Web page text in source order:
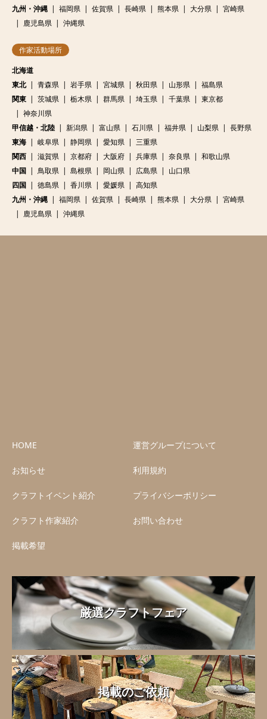
九州・沖縄
福岡県 佐賀県 長崎県 熊本県 大分県
宮崎県
鹿児島県
沖縄県
作家活動場所
北海道
東北
青森県 岩手県 宮城県 秋田県 山形県
福島県
関東
茨城県 栃木県 群馬県 埼玉県 千葉県
東京都
神奈川県
甲信越・北陸
新潟県 富山県 石川県 福井県 山梨県
長野県
東海
岐阜県 静岡県 愛知県
三重県
関西
滋賀県 京都府 大阪府 兵庫県 奈良県
和歌山県
中国
鳥取県 島根県 岡山県 広島県
山口県
四国
徳島県 香川県 愛媛県
高知県
九州・沖縄
福岡県 佐賀県 長崎県 熊本県 大分県
宮崎県
鹿児島県
沖縄県
HOME
お知らせ
クラフトイベント紹介
クラフト作家紹介
掲載希望
運営グループについて
利用規約
プライバシーポリシー
お問い合わせ
厳選クラフトフェア
掲載のご依頼